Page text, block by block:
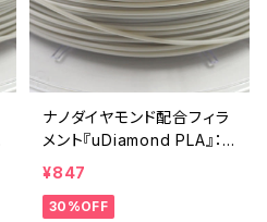
ナノダイヤモンド配合フィラ
メント『uDiamond PLA』：
お試しサンプル 10M
¥847
30%OFF